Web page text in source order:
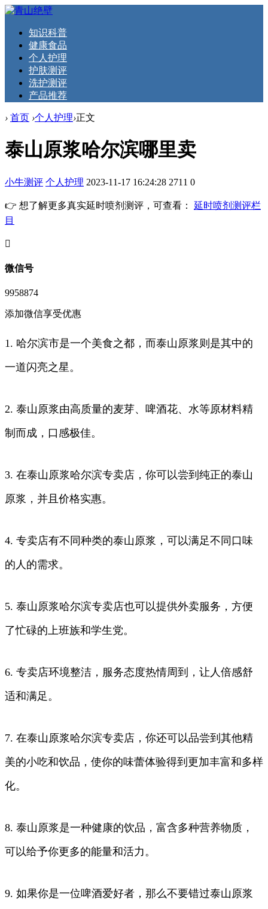
知识科普
健康食品
个人护理
护肤测评
洗护测评
产品推荐
› 首页 ›个人护理›正文
泰山原浆哈尔滨哪里卖
小牛测评 个人护理 2023-11-17 16:24:28 2711 0
👉 想了解更多真实延时喷剂测评，可查看： 延时喷剂测评栏
目
󦘖
微信号
9958874
添加微信享受优惠
1. 哈尔滨市是一个美食之都，而泰山原浆则是其中的
一道闪亮之星。
2. 泰山原浆由高质量的麦芽、啤酒花、水等原材料精
制而成，口感极佳。
3. 在泰山原浆哈尔滨专卖店，你可以尝到纯正的泰山
原浆，并且价格实惠。
4. 专卖店有不同种类的泰山原浆，可以满足不同口味
的人的需求。
5. 泰山原浆哈尔滨专卖店也可以提供外卖服务，方便
了忙碌的上班族和学生党。
6. 专卖店环境整洁，服务态度热情周到，让人倍感舒
适和满足。
7. 在泰山原浆哈尔滨专卖店，你还可以品尝到其他精
美的小吃和饮品，使你的味蕾体验得到更加丰富和多样
化。
8. 泰山原浆是一种健康的饮品，富含多种营养物质，
可以给予你更多的能量和活力。
9. 如果你是一位啤酒爱好者，那么不要错过泰山原浆